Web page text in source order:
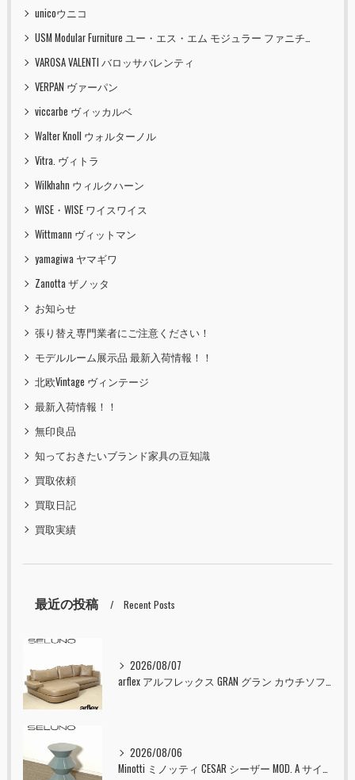
unicoウニコ
USM Modular Furniture ユー・エス・エム モジュラー ファニチャー
VAROSA VALENTI バロッサバレンティ
VERPAN ヴァーパン
viccarbe ヴィッカルベ
Walter Knoll ウォルターノル
Vitra. ヴィトラ
Wilkhahn ウィルクハーン
WISE・WISE ワイスワイス
Wittmann ヴィットマン
yamagiwa ヤマギワ
Zanotta ザノッタ
お知らせ
張り替え専門業者にご注意ください！
モデルルーム展示品 最新入荷情報！！
北欧Vintage ヴィンテージ
最新入荷情報！！
無印良品
知っておきたいブランド家具の豆知識
買取依頼
買取日記
買取実績
最近の投稿 Recent Posts
2026/08/07
2026/08/06